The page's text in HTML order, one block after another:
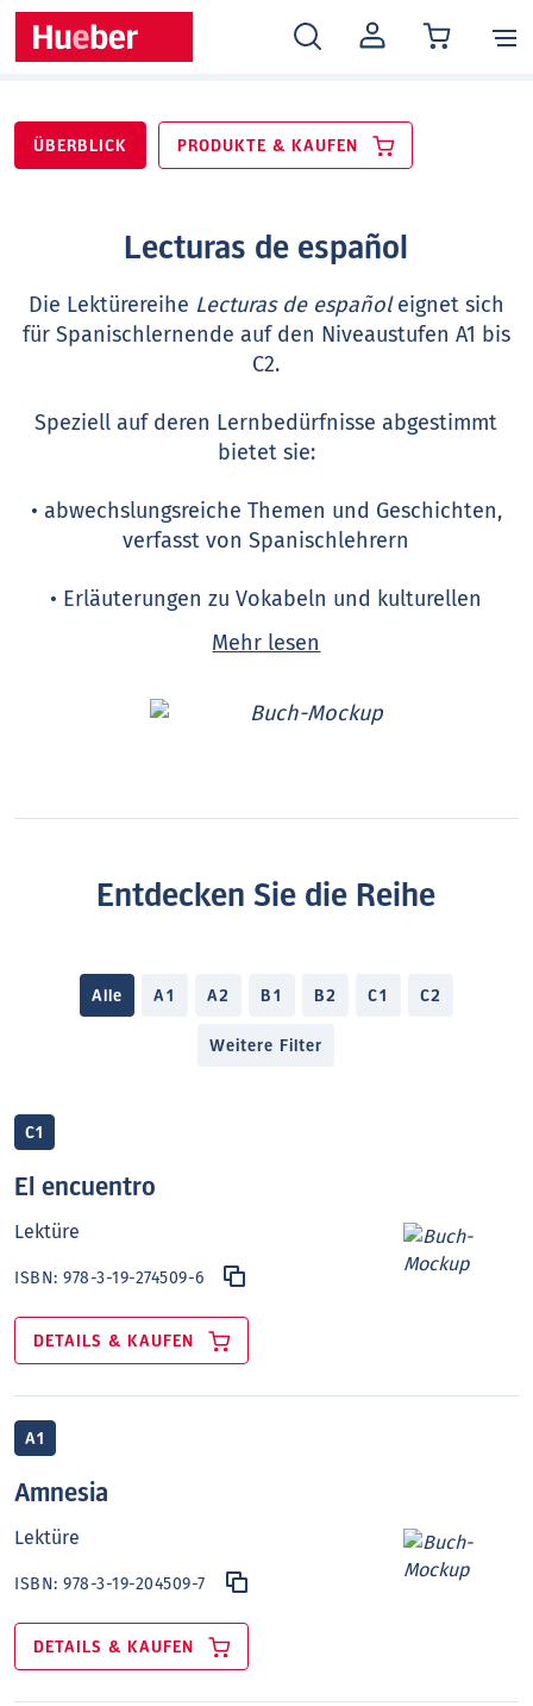
MEIN
KONTO
ÜBERBLICK PRODUKTE & KAUFEN
Lecturas de español
Die Lektürereihe Lecturas de españoleignet sich
für Spanischlernende auf den Niveaustufen A1 bis
C2.
Speziell auf deren Lernbedürfnisse abgestimmt
bietet sie:
• abwechslungsreiche Themen und Geschichten,
verfasst von Spanischlehrern
• Erläuterungen zu Vokabeln und kulturellen
Inhalten
Lesen sowie deren Lösungen
Mehr lesen
Entdecken Sie die Reihe
Alle A1 A2 B1 B2 C1 C2
Weitere Filter
C1
El encuentro
Lektüre
ISBN:978-3-19-274509-6
DETAILS & KAUFEN
A1
Amnesia
Lektüre
ISBN:978-3-19-204509-7
DETAILS & KAUFEN